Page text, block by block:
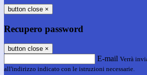
button close ×
Recupero password
button close ×
E-mail Verrà
all'indirizzo indicato con le istruzioni necessarie.